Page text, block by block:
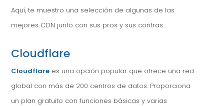
Aquí, te muestro una selección de algunas de las
mejores CDN junto con sus pros y sus contras.
Cloudflare
Cloudflare es una opción popular que ofrece una red
global con más de 200 centros de datos. Proporciona
un plan gratuito con funciones básicas y varias